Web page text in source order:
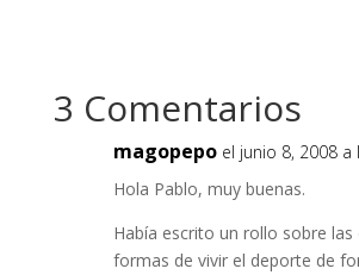
3 Comentarios
magopepo el junio 8, 2008 a
Hola Pablo, muy buenas.
Había escrito un rollo sobre las
formas de vivir el deporte de